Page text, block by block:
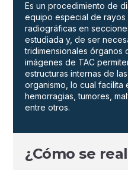
Es un procedimiento de
equipo especial de rayos
radiográficas en
estudiada y, de ser
tridimensionales órganos
imágenes de TAC
estructuras internas de
organismo, lo cual facilita
hemorragias, tumores,
entre otros.
¿Cómo se